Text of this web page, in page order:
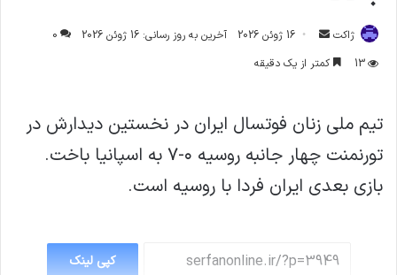
ژاکت
ارسال
ایمیل
16 ژوئن 2026 آخرین به روز رسانی: 16 ژوئن 2026
0
13
کمتر از یک دقیقه
تیم ملی زنان فوتسال ايران در نخستین دیدارش در
تورنمنت چهار جانبه روسيه ٠-٧ به اسپانیا باخت.
بازى بعدى ايران فردا با روسيه است.
کپی لینک